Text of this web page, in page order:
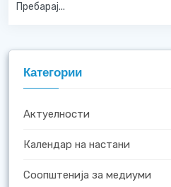
Категории
Актуелности
Календар на настани
Соопштенија за медиуми